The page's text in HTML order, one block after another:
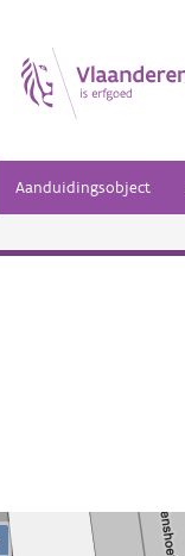
Aanduidingsobject